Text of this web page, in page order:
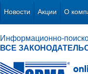
Новости Акции О
Информационно-
ВСЕ